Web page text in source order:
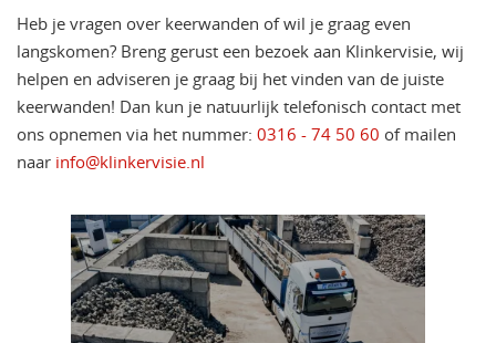
Heb je vragen over keerwanden of wil je graag even
langskomen? Breng gerust een bezoek aan Klinkervisie, wij
helpen en adviseren je graag bij het vinden van de juiste
keerwanden! Dan kun je natuurlijk telefonisch contact met
ons opnemen via het nummer: 0316 - 74 50 60 of mailen
naar info@klinkervisie.nl